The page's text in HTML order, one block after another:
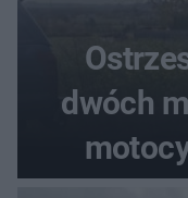
dwóch